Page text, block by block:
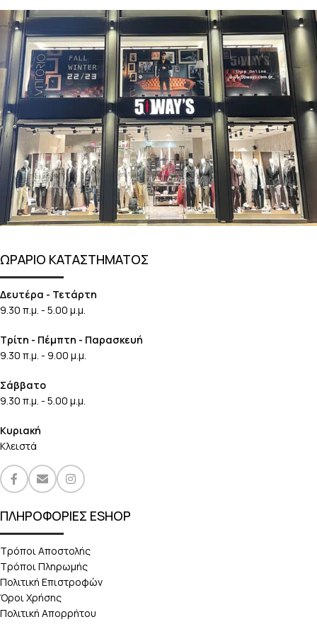
ΩΡΑΡΙΟ ΚΑΤΑΣΤΗΜΑΤΟΣ
Δευτέρα - Τετάρτη
9.30 π.μ. - 5.00 μ.μ.
Τρίτη - Πέμπτη - Παρασκευή
9.30 π.μ. - 9.00 μ.μ.
Σάββατο
9.30 π.μ. - 5.00 μ.μ.
Κυριακή
Κλειστά
ΠΛΗΡΟΦΟΡΙΕΣ ESHOP
Τρόποι Αποστολής
Τρόποι Πληρωμής
Πολιτική Επιστροφών
Όροι Χρήσης
Πολιτική Απορρήτου